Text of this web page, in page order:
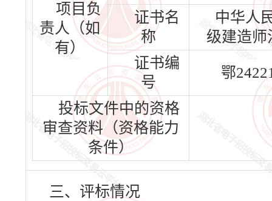
项目负
责人（如
有）
证书名
称
中华人
级建造师
证书编
号
鄂
投标文件中的资格
审查资料（资格能力
条件）
三、评标情况